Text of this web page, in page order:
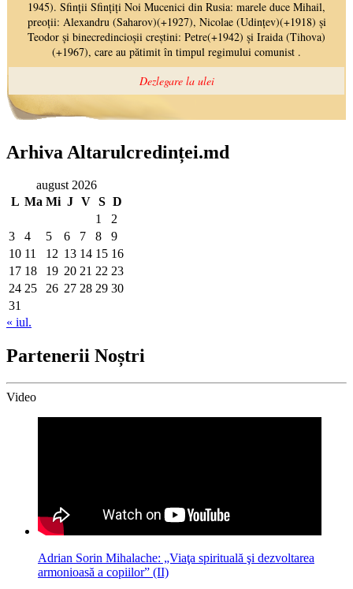
Arhiva Altarulcredinței.md
august 2026
L Ma Mi J V S D
1
2
3
4 5 6 7 8
9
10 11 12 13 14 15 16
17 18 19 20 21 22 23
24 25 26 27 28 29 30
31
« iul.
Partenerii Noștri
Video
Adrian Sorin Mihalache: „Viaţa spirituală şi dezvoltarea
armonioasă a copiilor” (II)